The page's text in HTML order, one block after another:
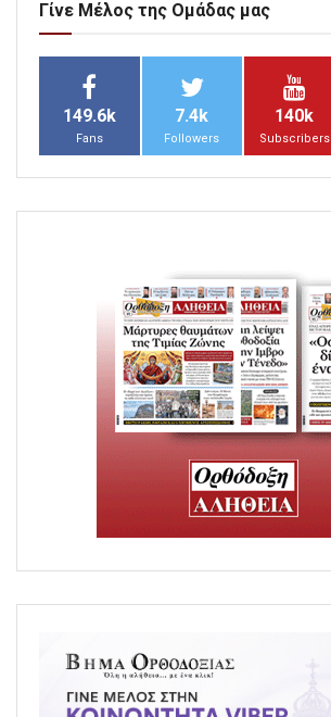
Γίνε Μέλος της Ομάδας μας
149.6k
Fans
7.4k
Followers
140k
Subscribers